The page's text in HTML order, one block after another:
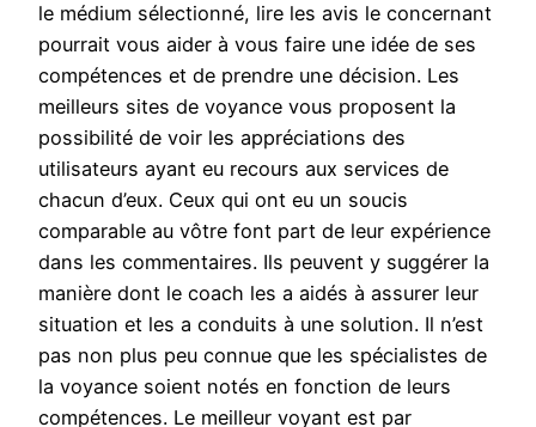
le médium sélectionné, lire les avis le concernant
pourrait vous aider à vous faire une idée de ses
compétences et de prendre une décision. Les
meilleurs sites de voyance vous proposent la
possibilité de voir les appréciations des
utilisateurs ayant eu recours aux services de
chacun d’eux. Ceux qui ont eu un soucis
comparable au vôtre font part de leur expérience
dans les commentaires. Ils peuvent y suggérer la
manière dont le coach les a aidés à assurer leur
situation et les a conduits à une solution. Il n’est
pas non plus peu connue que les spécialistes de
la voyance soient notés en fonction de leurs
compétences. Le meilleur voyant est par